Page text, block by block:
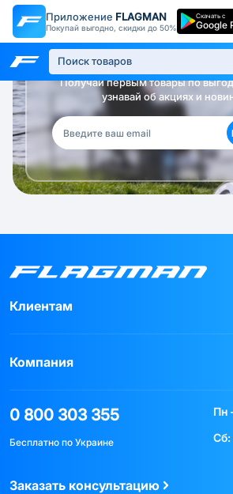
Приложение FLAGMAN
Покупай выгодно, скидки до 50%
Скачать с
Google
Будь в курсе!
Получай первым товары по
узнавай об акциях и
Клиентам
Компания
0 800 303 355
Бесплатно по Украине
Пн
Сб:
Заказать консультацию